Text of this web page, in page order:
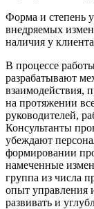
Форма и степень
внедряемых
наличия у
В процессе
разрабатывают
взаимодействия,
на протяжении
руководителей,
Консультанты
убеждают
формировании
намеченные
группа из числа
опыт управления
развивать и